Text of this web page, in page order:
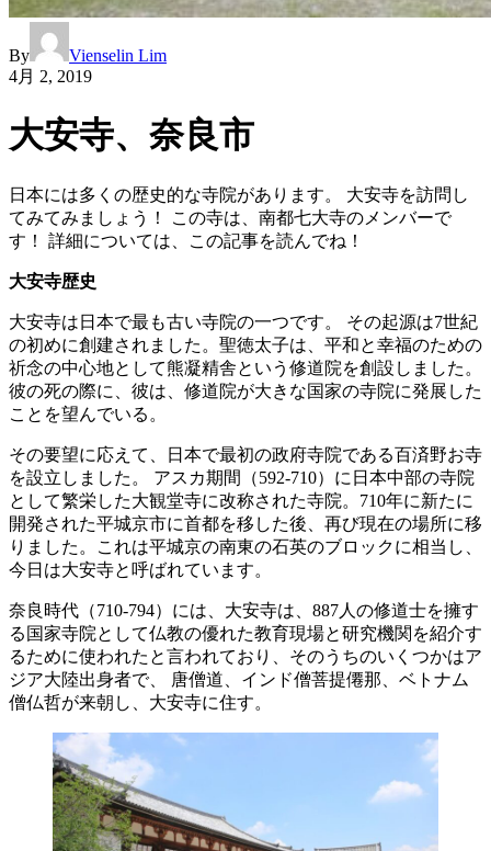
By
Vienselin Lim
4月 2, 2019
大安寺、奈良市
日本には多くの歴史的な寺院があります。 大安寺を訪問し
てみてみましょう！ この寺は、南都七大寺のメンバーで
す！ 詳細については、この記事を読んでね！
大安寺歴史
大安寺は日本で最も古い寺院の一つです。 その起源は7世紀
の初めに創建されました。聖徳太子は、平和と幸福のための
祈念の中心地として熊凝精舎という修道院を創設しました。
彼の死の際に、彼は、修道院が大きな国家の寺院に発展した
ことを望んでいる。
その要望に応えて、日本で最初の政府寺院である百済野お寺
を設立しました。 アスカ期間（592-710）に日本中部の寺院
として繁栄した大観堂寺に改称された寺院。710年に新たに
開発された平城京市に首都を移した後、再び現在の場所に移
りました。これは平城京の南東の石英のブロックに相当し、
今日は大安寺と呼ばれています。
奈良時代（710-794）には、大安寺は、887人の修道士を擁す
る国家寺院として仏教の優れた教育現場と研究機関を紹介す
るために使われたと言われており、そのうちのいくつかはア
ジア大陸出身者で、 唐僧道、インド僧菩提僊那、ベトナム
僧仏哲が来朝し、大安寺に住す。